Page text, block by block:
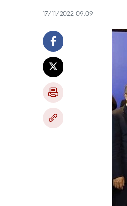
17/11/2022 09:09